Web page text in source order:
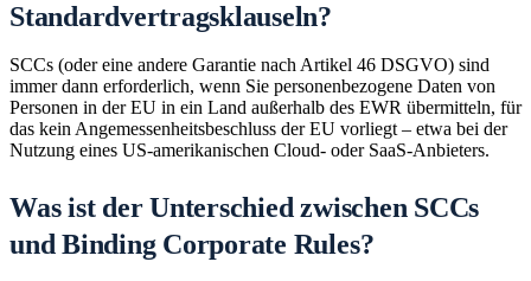
Standardvertragsklauseln?
SCCs (oder eine andere Garantie nach Artikel 46 DSGVO) sind
immer dann erforderlich, wenn Sie personenbezogene Daten von
Personen in der EU in ein Land außerhalb des EWR übermitteln, für
das kein Angemessenheitsbeschluss der EU vorliegt – etwa bei der
Nutzung eines US-amerikanischen Cloud- oder SaaS-Anbieters.
Was ist der Unterschied zwischen SCCs
und Binding Corporate Rules?